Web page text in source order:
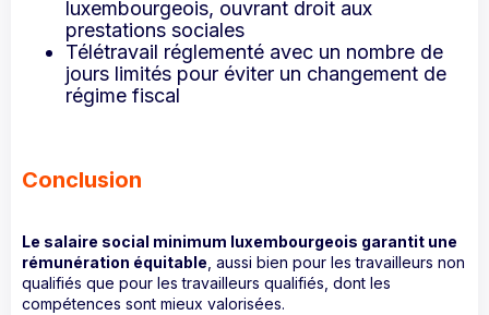
luxembourgeois, ouvrant droit aux
prestations sociales
Télétravail réglementé avec un nombre de
jours limités pour éviter un changement de
régime fiscal
Conclusion
Le salaire social minimum luxembourgeois garantit une
rémunération équitable, aussi bien pour les travailleurs non
qualifiés que pour les travailleurs qualifiés, dont les
compétences sont mieux valorisées.